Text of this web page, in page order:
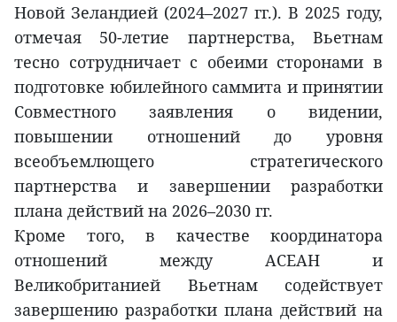
Новой Зеландией (2024–2027 гг.). В 2025 году,
отмечая 50-летие партнерства, Вьетнам
тесно сотрудничает с обеими сторонами в
подготовке юбилейного саммита и принятии
Совместного заявления о видении,
повышении отношений до уровня
всеобъемлющего стратегического
партнерства и завершении разработки
плана действий на 2026–2030 гг.
Кроме того, в качестве координатора
отношений между АСЕАН и
Великобританией Вьетнам содействует
завершению разработки плана действий на